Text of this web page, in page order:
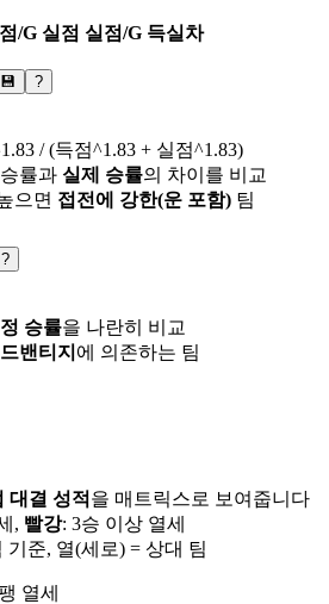
/G 실점 실점/G 득실차
💾 ?
/ (득점^1.83 + 실점^1.83)
률과 실제 승률의 차이를 비교
으면 접전에 강한(운 포함) 팀
?
승률을 나란히 비교
밴티지 에 의존하는 팀
대결 성적 을 매트릭스로 보여줍니다
, 빨강: 3승 이상 열세
기준, 열(세로) = 상대 팀
열세